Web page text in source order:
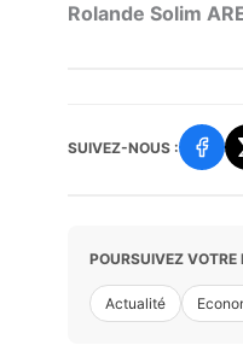
Rolande Solim
SUIVEZ-NOUS :
POURSUIVEZ VOTRE
Actualité